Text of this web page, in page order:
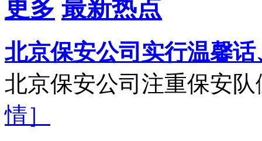
更多 最新热点
北京保安公司实行温馨话
北京保安公司注重保安
情］